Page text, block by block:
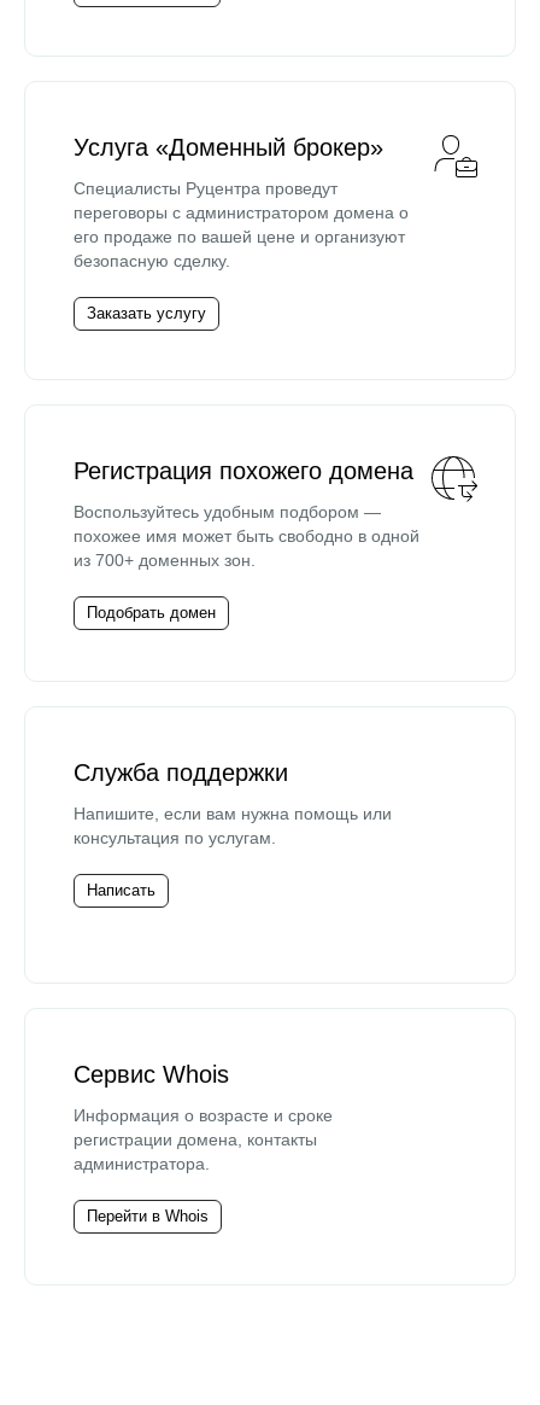
Услуга «Доменный брокер»
Специалисты Руцентра проведут
переговоры с администратором домена о
его продаже по вашей цене и организуют
безопасную сделку.
Заказать услугу
Регистрация похожего домена
Воспользуйтесь удобным подбором —
похожее имя может быть свободно в одной
из 700+ доменных зон.
Подобрать домен
Служба поддержки
Напишите, если вам нужна помощь или
консультация по услугам.
Написать
Сервис Whois
Информация о возрасте и сроке
регистрации домена, контакты
администратора.
Перейти в Whois